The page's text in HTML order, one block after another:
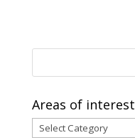
Areas of interest
Areas